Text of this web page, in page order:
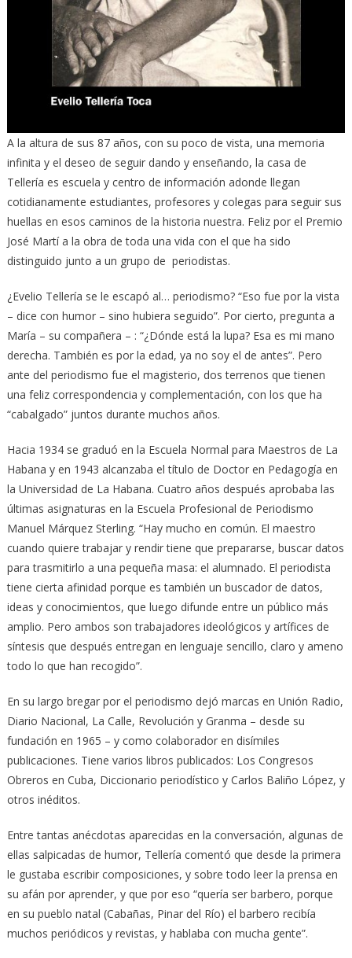
A la altura de sus 87 años, con su poco de vista, una memoria
infinita y el deseo de seguir dando y enseñando, la casa de
Tellería es escuela y centro de información adonde llegan
cotidianamente estudiantes, profesores y colegas para seguir sus
huellas en esos caminos de la historia nuestra. Feliz por el Premio
José Martí a la obra de toda una vida con el que ha sido
distinguido junto a un grupo de periodistas.
¿Evelio Tellería se le escapó al… periodismo? “Eso fue por la vista
– dice con humor – sino hubiera seguido”. Por cierto, pregunta a
María – su compañera – : “¿Dónde está la lupa? Esa es mi mano
derecha. También es por la edad, ya no soy el de antes”. Pero
ante del periodismo fue el magisterio, dos terrenos que tienen
una feliz correspondencia y complementación, con los que ha
“cabalgado” juntos durante muchos años.
Hacia 1934 se graduó en la Escuela Normal para Maestros de La
Habana y en 1943 alcanzaba el título de Doctor en Pedagogía en
la Universidad de La Habana. Cuatro años después aprobaba las
últimas asignaturas en la Escuela Profesional de Periodismo
Manuel Márquez Sterling. “Hay mucho en común. El maestro
cuando quiere trabajar y rendir tiene que prepararse, buscar datos
para trasmitirlo a una pequeña masa: el alumnado. El periodista
tiene cierta afinidad porque es también un buscador de datos,
ideas y conocimientos, que luego difunde entre un público más
amplio. Pero ambos son trabajadores ideológicos y artífices de
síntesis que después entregan en lenguaje sencillo, claro y ameno
todo lo que han recogido”.
En su largo bregar por el periodismo dejó marcas en Unión Radio,
Diario Nacional, La Calle, Revolución y Granma – desde su
fundación en 1965 – y como colaborador en disímiles
publicaciones. Tiene varios libros publicados: Los Congresos
Obreros en Cuba, Diccionario periodístico y Carlos Baliño López, y
otros inéditos.
Entre tantas anécdotas aparecidas en la conversación, algunas de
ellas salpicadas de humor, Tellería comentó que desde la primera
le gustaba escribir composiciones, y sobre todo leer la prensa en
su afán por aprender, y que por eso “quería ser barbero, porque
en su pueblo natal (Cabañas, Pinar del Río) el barbero recibía
muchos periódicos y revistas, y hablaba con mucha gente”.